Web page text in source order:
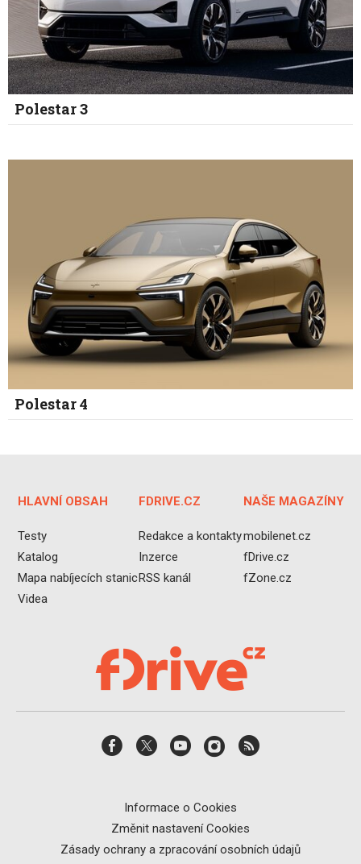
Polestar 3
Polestar 4
HLAVNÍ OBSAH
Testy
Katalog
Mapa nabíjecích stanic
Videa
FDRIVE.CZ
Redakce a kontakty
Inzerce
RSS kanál
NAŠE MAGAZÍNY
mobilenet.cz
fDrive.cz
fZone.cz
Informace o Cookies
Změnit nastavení Cookies
Zásady ochrany a zpracování osobních údajů